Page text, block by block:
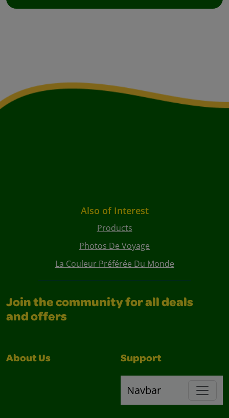
Also of Interest
Products
Photos De Voyage
La Couleur Préférée Du Monde
Join the community for all deals
and offers
About Us Support
Navbar